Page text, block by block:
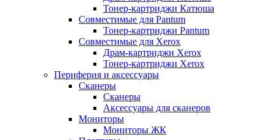
Тонер-картриджи Катюша
Совместимые для Pantum
Тонер-картриджи Pantum
Совместимые для Xerox
Драм-картриджи Xerox
Тонер-картриджи Xerox
Периферия и аксессуары
Сканеры
Сканеры
Аксессуары для сканеров
Мониторы
Мониторы ЖК